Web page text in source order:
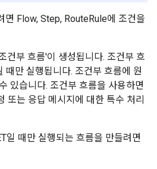
면 Flow, Step, RouteRule에 조건을
건부 흐름'이 생성됩니다. 조건부 흐
때만 실행됩니다. 조건부 흐름에 원
있습니다. 조건부 흐름을 사용하면
또는 응답 메시지에 대한 특수 처리
일 때만 실행되는 흐름을 만들려면